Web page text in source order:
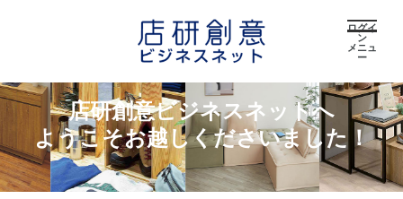
ログイ
ン
メニュ
ー
店研創意ビジネスネットへ
ようこそお越しくださいました！